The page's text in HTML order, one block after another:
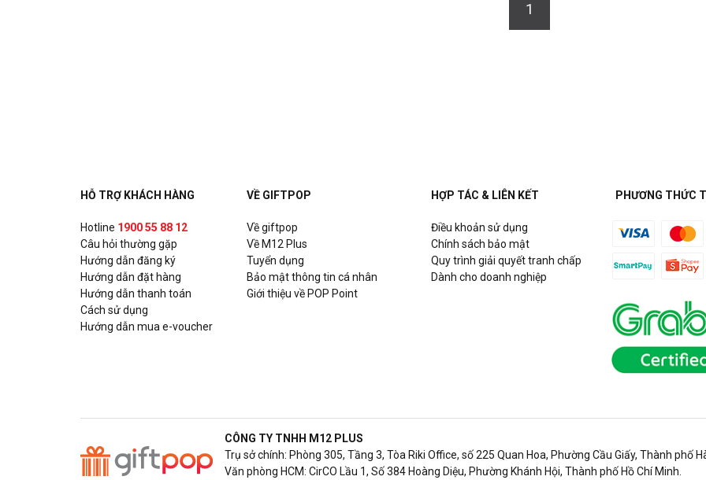
1
HỖ TRỢ KHÁCH HÀNG
Hotline 1900 55 88 12
Câu hỏi thường gặp
Hướng dẫn đăng ký
Hướng dẫn đặt hàng
Hướng dẫn thanh toán
Cách sử dụng
Hướng dẫn mua e-voucher
VỀ GIFTPOP
Về giftpop
Về M12 Plus
Tuyển dụng
Bảo mật thông tin cá nhân
Giới thiệu về POP Point
HỢP TÁC & LIÊN KẾT
Điều khoản sử dụng
Chính sách bảo mật
Quy trình giải quyết tranh chấp
Dành cho doanh nghiệp
PHƯƠNG THỨC
CÔNG TY TNHH M12 PLUS
Trụ sở chính: Phòng 305, Tầng 3, Tòa Riki Office, số 225 Quan Hoa, Phường Cầu Giấy, Thành phố
Văn phòng HCM: CirCO Lầu 1, Số 384 Hoàng Diệu, Phường Khánh Hội, Thành phố Hồ Chí Minh.